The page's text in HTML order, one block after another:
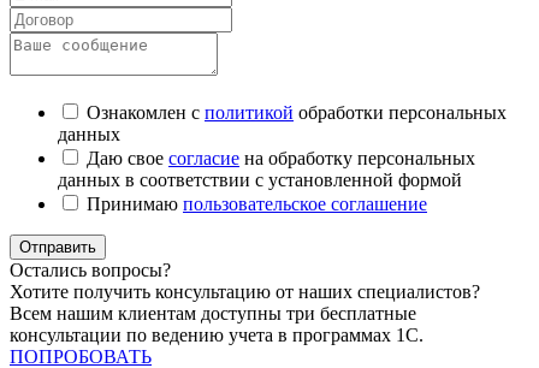
Ознакомлен с политикой обработки персональных
данных
Даю свое согласие на обработку персональных
данных в соответствии с установленной формой
Принимаю пользовательское соглашение
Отправить
Остались вопросы?
Хотите получить консультацию от наших специалистов?
Всем нашим клиентам доступны три бесплатные
консультации по ведению учета в программах 1С.
ПОПРОБОВАТЬ